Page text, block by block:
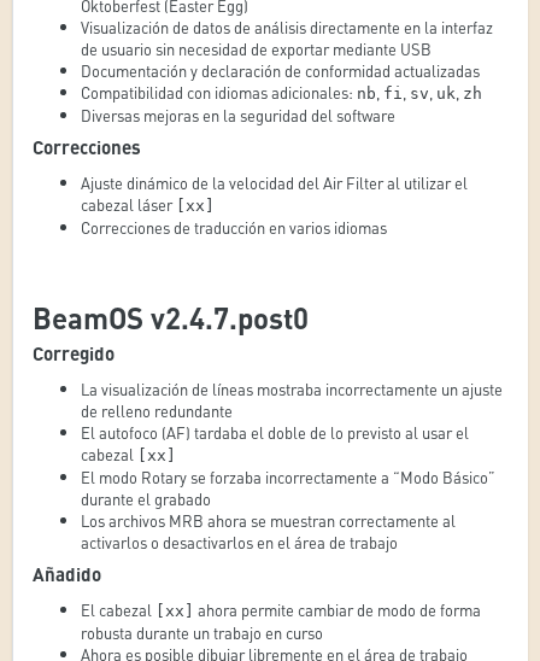
Oktoberfest (Easter Egg)
Visualización de datos de análisis directamente en la interfaz
de usuario sin necesidad de exportar mediante USB
Documentación y declaración de conformidad actualizadas
Compatibilidad con idiomas adicionales: nb, fi, sv, uk, zh
Diversas mejoras en la seguridad del software
Correcciones
Ajuste dinámico de la velocidad del Air Filter al utilizar el
cabezal láser
[xx]
Correcciones de traducción en varios idiomas
BeamOS v2.4.7.post0
Corregido
La visualización de líneas mostraba incorrectamente un ajuste
de relleno redundante
El autofoco (AF) tardaba el doble de lo previsto al usar el
cabezal
[xx]
El modo Rotary se forzaba incorrectamente a “Modo Básico”
durante el grabado
Los archivos MRB ahora se muestran correctamente al
activarlos o desactivarlos en el área de trabajo
Añadido
El cabezal [xx]
ahora permite cambiar de modo de forma
robusta durante un trabajo en curso
Ahora es posible dibujar libremente en el área de trabajo